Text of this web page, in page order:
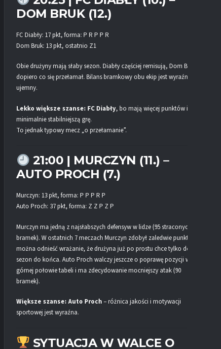
DOM BRUK (12.)
FC Diabły: 17 pkt, forma: P R P P R
Dom Bruk: 13 pkt, ostatnio Z1
Obie drużyny mają słaby sezon. Diabły częściej remisują, Dom Bruk
dopiero co się przełamał. Bilans bramkowy obu ekip jest wyraźnie
ujemny.
Lekko większe szanse: FC Diabły, bo mają więcej punktów i
minimalnie stabilniejszą grę.
To jednak typowy mecz „o przełamanie”.
21:00 | MURCZYN (11.) –
AUTO PROCH (7.)
Murczyn: 13 pkt, forma: P P P R P
Auto Proch: 37 pkt, forma: Z Z P Z P
Murczyn ma jedną z najsłabszych defensyw w lidze (95 straconych
bramek). W ostatnich 7 meczach Murczyn zdobył zaledwie punkt i
można odnieść wrażanie, że drużyna już po prostu chce tylko dograć
sezon do końca. Auto Proch walczy jeszcze o poprawę pozycji w
górnej połowie tabeli i ma zdecydowanie mocniejszy atak (90
bramek).
Większe szanse: Auto Proch – różnica jakości i motywacji
sportowej jest wyraźna.
SYTUACJA W WALCE O